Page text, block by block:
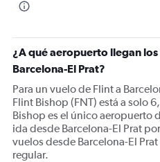
¿A qué aeropuerto llegan
Barcelona-El Prat?
Para un vuelo de Flint a
Flint Bishop (FNT) está a solo
Bishop es el único aeropuerto
ida desde Barcelona-El Prat
vuelos desde Barcelona-El
regular.